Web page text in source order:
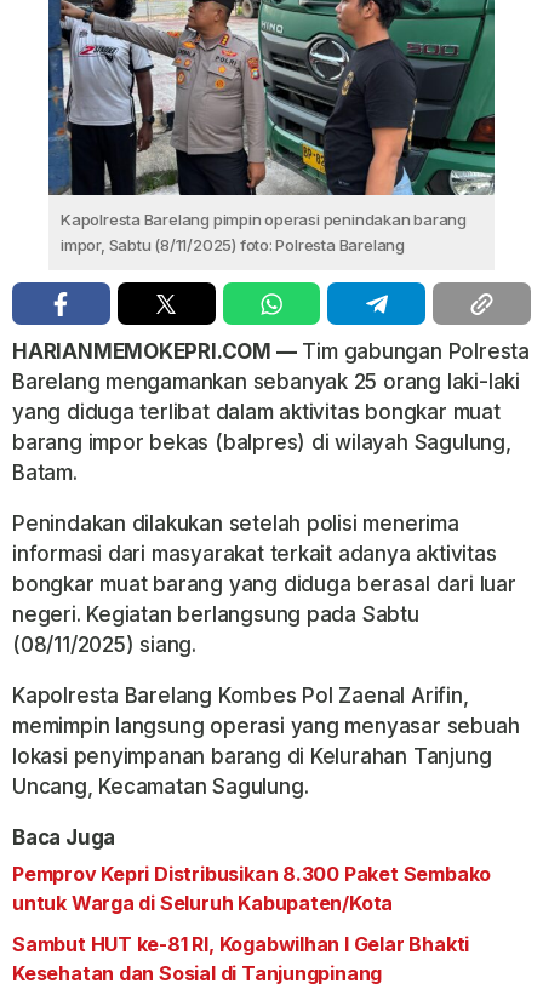
Kapolresta Barelang pimpin operasi penindakan barang
impor, Sabtu (8/11/2025) foto: Polresta Barelang
HARIANMEMOKEPRI.COM —Tim gabungan Polresta
Barelang mengamankan sebanyak 25 orang laki-laki
yang diduga terlibat dalam aktivitas bongkar muat
barang impor bekas (balpres) di wilayah Sagulung,
Batam.
Penindakan dilakukan setelah polisi menerima
informasi dari masyarakat terkait adanya aktivitas
bongkar muat barang yang diduga berasal dari luar
negeri. Kegiatan berlangsung pada Sabtu
(08/11/2025) siang.
Kapolresta Barelang Kombes Pol Zaenal Arifin,
memimpin langsung operasi yang menyasar sebuah
lokasi penyimpanan barang di Kelurahan Tanjung
Uncang, Kecamatan Sagulung.
Baca Juga
Pemprov Kepri Distribusikan 8.300 Paket Sembako
untuk Warga di Seluruh Kabupaten/Kota
Sambut HUT ke-81 RI, Kogabwilhan I Gelar Bhakti
Kesehatan dan Sosial di Tanjungpinang